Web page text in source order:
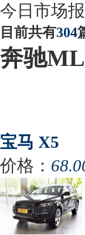
今日市场报
目前共有304
奔驰
宝马 X5
价格：